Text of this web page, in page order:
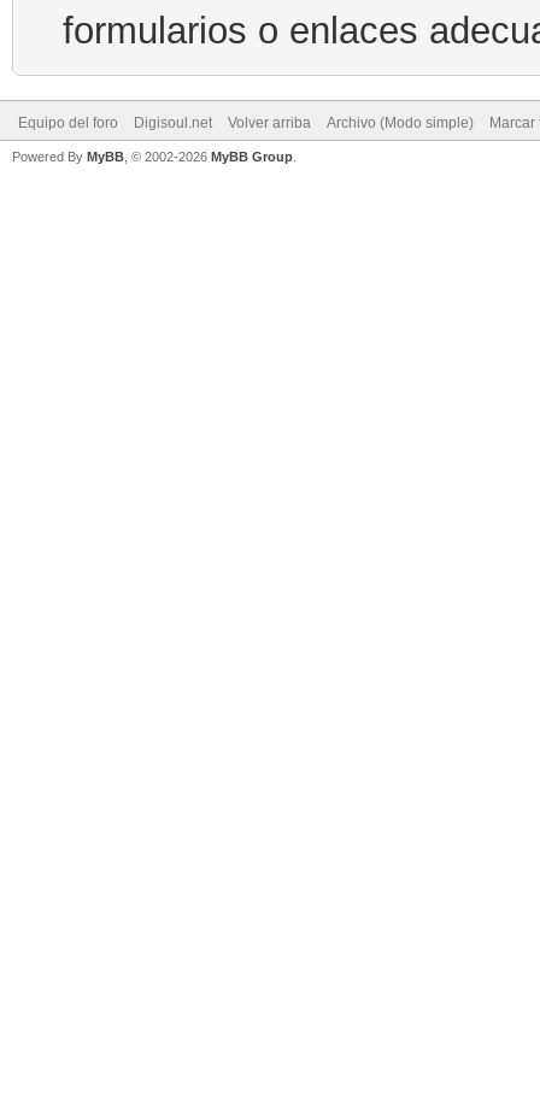
formularios o enlaces
Equipo del foro Digisoul.net Volver arriba Archivo (Modo simple)
Powered By MyBB , © 2002-2026 MyBB Group